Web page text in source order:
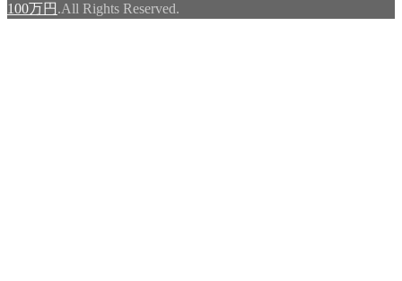
100万円 .All Rights Reserved.